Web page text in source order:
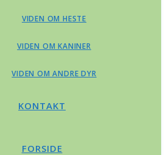
VIDEN OM HESTE
VIDEN OM KANINER
VIDEN OM ANDRE DYR
KONTAKT
FORSIDE